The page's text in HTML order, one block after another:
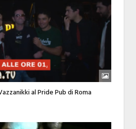
al Pride Pub di Roma